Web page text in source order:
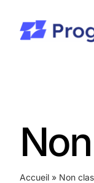
contenu
Accueil» Non